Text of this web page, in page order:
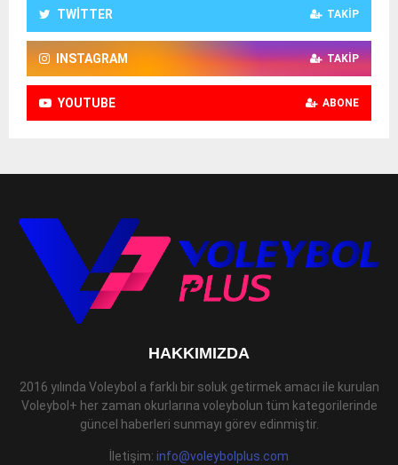
TWITTER TAKIP
INSTAGRAM TAKIP
YOUTUBE ABONE
HAKKIMIZDA
2016 yılında Voleybol a farklı bir soluk getirmek amacı ile kurulan
Voleybol+ her zaman okurlarına voleybolun tüm kategorilerinde
güncel haberleri sunmayı görev edinmiştir.
İletişim: info@voleybolplus.com